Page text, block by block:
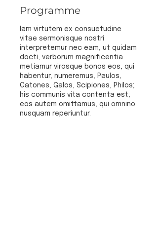
Programme
Iam virtutem ex consuetudine
vitae sermonisque nostri
interpretemur nec eam, ut quidam
docti, verborum magnificentia
metiamur virosque bonos eos, qui
habentur, numeremus, Paulos,
Catones, Galos, Scipiones, Philos;
his communis vita contenta est;
eos autem omittamus, qui omnino
nusquam reperiuntur.